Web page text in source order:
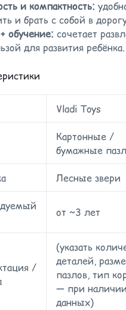
и компактность:
и брать с собой в
обучение: сочетает
для развития ребёнка.
Vladi Toys
Картонные /
бумажные
Лесные звери
от ~3 лет
/
(указать
деталей,
пазлов, тип
— при наличии
данных)